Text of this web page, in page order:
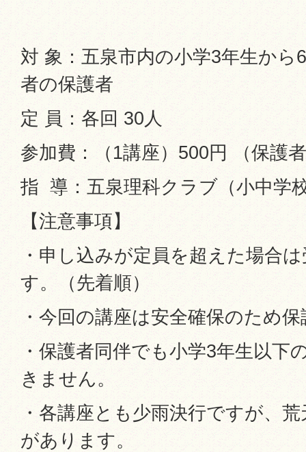
対 象：五泉市内の小学3年生から
者の保護者
定 員：各回 30人
参加費：（1講座）500円 （保護
指 導：五泉理科クラブ（小中学
【注意事項】
・申し込みが定員を超えた場合
す。（先着順）
・今回の講座は安全確保のため
・保護者同伴でも小学3年生以下
きません。
・各講座とも少雨決行ですが、
があります。